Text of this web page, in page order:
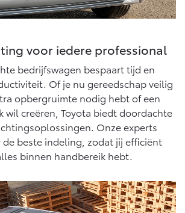
Proace Verso
BATTERIJ-ELEKTRISCH
Vanaf € 55.950,-
Hilux (excl. BTW)
OOK ALS BATTERIJ-
ELEKTRISCH
voor iedere professional
bedrijfswagen bespaart tijd en
Of je nu gereedschap veilig
opbergruimte nodig hebt of een
wil creëren, Toyota biedt doordachte
Onze experts
de beste indeling, zodat jij efficiënt
binnen handbereik hebt.